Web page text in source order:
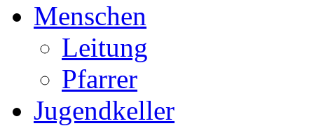
Menschen
Leitung
Pfarrer
Jugendkeller